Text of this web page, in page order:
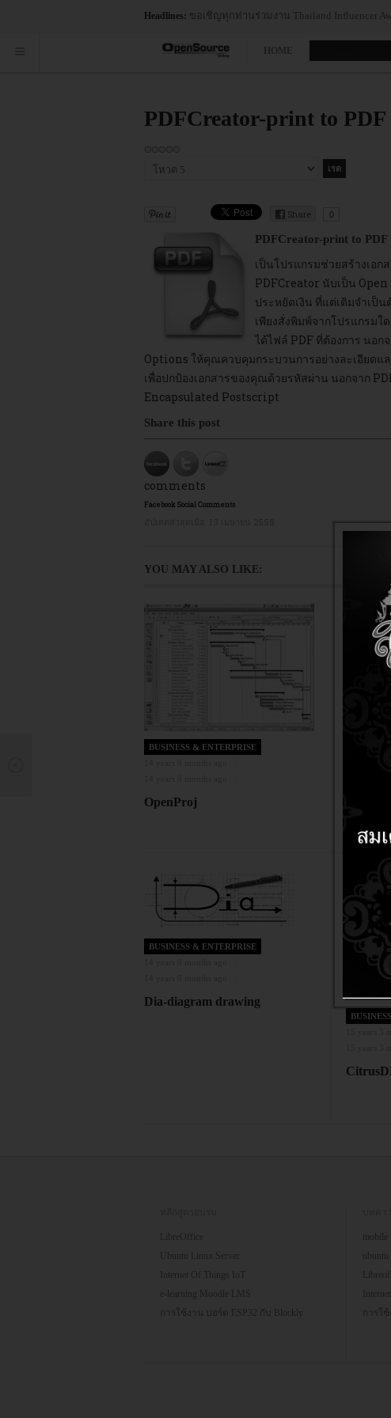
Headlines: ขอเชิญทุกท่านร่วมงาน Thailand Influencer
HOME
PDFCreator-print to PDF
กรุณา
Share
0
PDFCreator-print to PDF
เป็นโปรแกรมช่วยสร้างเอก
PDFCreator นับเป็น
ประหยัดเงิน ที่แต่เดิมจำเป็
เพียงสั่งพิมพ์จากโปรแกรมใ
ได้ไฟล์ PDF ที่ต้องการ นอก
Options ให้คุณควบคุมกระบวนการอย่างละเอียดแ
เพื่อปกป้องเอกสารของคุณด้วยรหัสผ่าน นอกจาก
Encapsulated Postscript
Share this post
comments
Facebook Social Comments
YOU MAY ALSO LIKE:
BUSINESS & ENTERPRISE
OpenProj
14 years 9
14 years 9
BUSINESS & ENTERPRISE
Dia-diagram drawing
LibreOffice
Ubuntu Linux Server
Internet Of Things IoT
e-learning Moodle LMS
การใช้งาน บอร์ด ESP32 กับ Blockly
mobile
การใ